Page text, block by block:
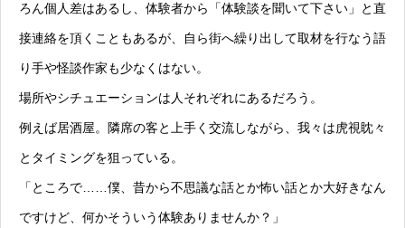
ろん個人差はあるし、体験者から「体験談を聞いて下さい」と直
接連絡を頂くこともあるが、自ら街へ繰り出して取材を行なう語
り手や怪談作家も少なくはない。
場所やシチュエーションは人それぞれにあるだろう。
例えば居酒屋。隣席の客と上手く交流しながら、我々は虎視眈々
とタイミングを狙っている。
「ところで……僕、昔から不思議な話とか怖い話とか大好きなん
ですけど、何かそういう体験ありませんか？」